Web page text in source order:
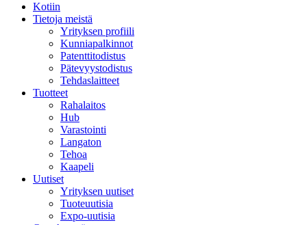
Kotiin
Tietoja meistä
Yrityksen profiili
Kunniapalkinnot
Patenttitodistus
Pätevyystodistus
Tehdaslaitteet
Tuotteet
Rahalaitos
Hub
Varastointi
Langaton
Tehoa
Kaapeli
Uutiset
Yrityksen uutiset
Tuoteuutisia
Expo-uutisia